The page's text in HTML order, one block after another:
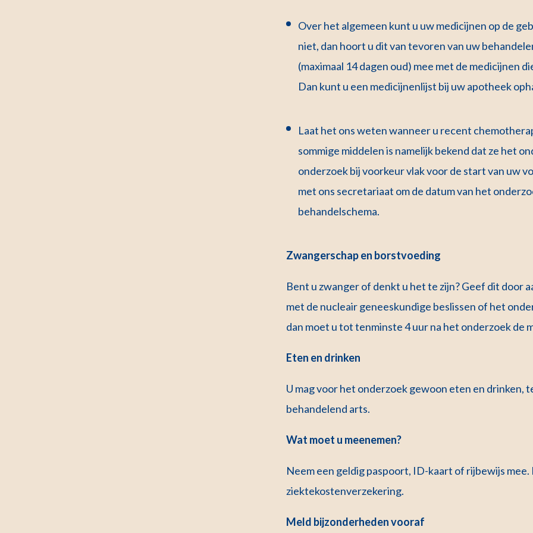
Over het algemeen kunt u uw medicijnen op de
niet, dan hoort u dit van tevoren van uw
(maximaal 14 dagen oud) mee met de medicijnen
Dan kunt u een medicijnenlijst bij uw apotheek
Laat het ons weten wanneer u recent
sommige middelen is namelijk bekend dat ze het
onderzoek bij voorkeur vlak voor de start van uw
met ons secretariaat om de datum van het
behandelschema.
Zwangerschap en borstvoeding
Bent u zwanger of denkt u het te zijn? Geef dit door
met de nucleair geneeskundige beslissen of het
dan moet u tot tenminste 4 uur na het onderzoek de
Eten en drinken
U mag voor het onderzoek gewoon eten en drinken,
behandelend arts.
Wat moet u meenemen?
Neem een geldig paspoort, ID-kaart of rijbewijs mee.
ziektekostenverzekering.
Meld bijzonderheden vooraf